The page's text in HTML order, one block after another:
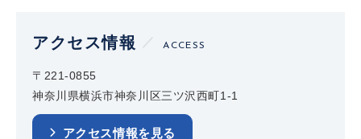
アクセス情報 ACCESS
〒221-0855
神奈川県横浜市神奈川区三ツ沢西町1-1
アクセス情報を見る